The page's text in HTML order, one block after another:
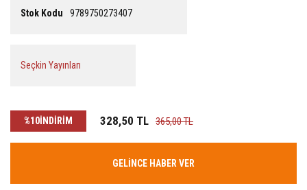
Stok Kodu 9789750273407
Seçkin Yayınları
%10İNDİRİM 328,50 TL 365,00 TL
GELİNCE HABER VER